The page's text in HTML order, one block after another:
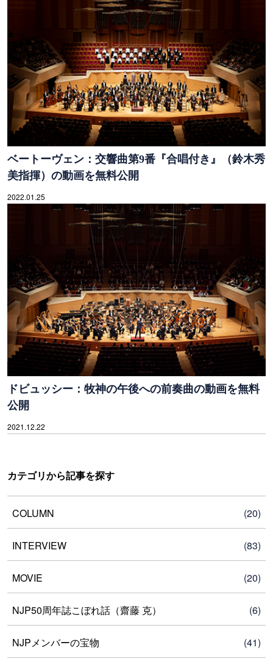
ベートーヴェン：交響曲第9番『合唱付き』（鈴木秀
美指揮）の動画を無料公開
2022.01.25
ドビュッシー：牧神の午後への前奏曲の動画を無料
公開
2021.12.22
カテゴリから記事を探す
COLUMN (20)
INTERVIEW (83)
MOVIE (20)
NJP50周年誌こぼれ話（齋藤 克） (6)
NJPメンバーの宝物 (41)